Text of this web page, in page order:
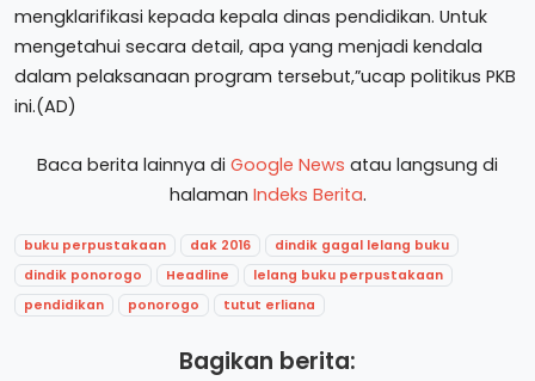
mengklarifikasi kepada kepala dinas pendidikan. Untuk
mengetahui secara detail, apa yang menjadi kendala
dalam pelaksanaan program tersebut,”ucap politikus PKB
ini.(AD)
Baca berita lainnya di Google News atau langsung di
halaman Indeks Berita.
buku perpustakaan dak 2016
dindik gagal lelang buku
dindik ponorogo
Headline
lelang buku perpustakaan
pendidikan
ponorogo tutut erliana
Bagikan berita: